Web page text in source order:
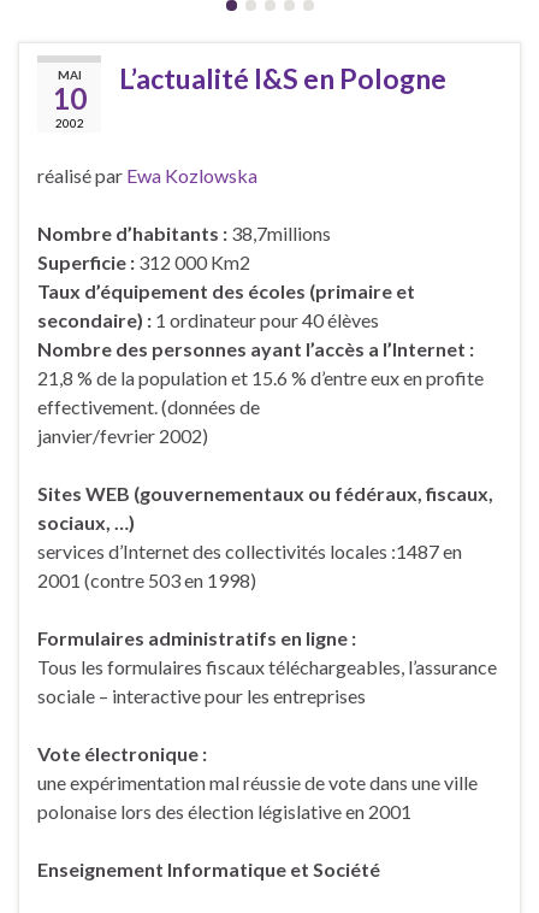
MAI
10
2002
L’actualité I&S en Pologne
réalisé par Ewa Kozlowska
Nombre d’habitants : 38,7millions
Superficie : 312 000 Km2
Taux d’équipement des écoles (primaire et
secondaire) : 1 ordinateur pour 40 élèves
Nombre des personnes ayant l’accès a l’Internet :
21,8 % de la population et 15.6 % d’entre eux en profite
effectivement. (données de
janvier/fevrier 2002)
Sites WEB (gouvernementaux ou fédéraux, fiscaux,
sociaux, …)
services d’Internet des collectivités locales :1487 en
2001 (contre 503 en 1998)
Formulaires administratifs en ligne :
Tous les formulaires fiscaux téléchargeables, l’assurance
sociale – interactive pour les entreprises
Vote électronique :
une expérimentation mal réussie de vote dans une ville
polonaise lors des élection législative en 2001
Enseignement Informatique et Société